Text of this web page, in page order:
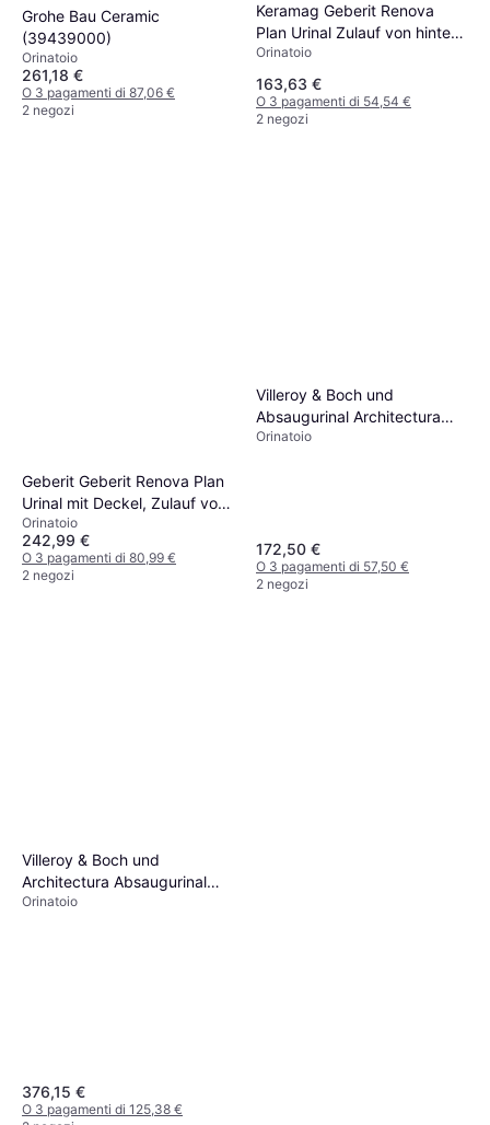
Grohe Bau Ceramic
(39439000)
Orinatoio
261,18 €
O 3 pagamenti di 87,06 €
2 negozi
Keramag Geberit Renova
Plan Urinal Zulauf von hinten,
Abgang nach hinten, 235100
Orinatoio
163,63 €
O 3 pagamenti di 54,54 €
2 negozi
Geberit Geberit Renova Plan
Urinal mit Deckel, Zulauf von
hinten, Abgang nach hinten
Orinatoio
242,99 €
O 3 pagamenti di 80,99 €
2 negozi
Villeroy & Boch und
Absaugurinal Architectura
557400 355x620x385mm,
Orinatoio
172,50 €
O 3 pagamenti di 57,50 €
2 negozi
Villeroy & Boch und
Architectura Absaugurinal
558600 325x680x355mm,
Orinatoio
376,15 €
O 3 pagamenti di 125,38 €